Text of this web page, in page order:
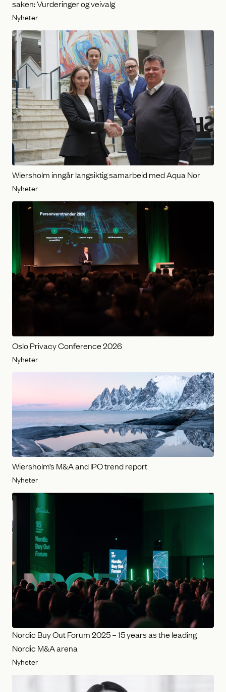
saken: Vurderinger og veivalg
Nyheter
Wiersholm inngår langsiktig samarbeid med Aqua Nor
Nyheter
Oslo Privacy Conference 2026
Nyheter
Wiersholm’s M&A and IPO trend report
Nyheter
Nordic Buy Out Forum 2025 – 15 years as the leading
Nordic M&A arena
Nyheter